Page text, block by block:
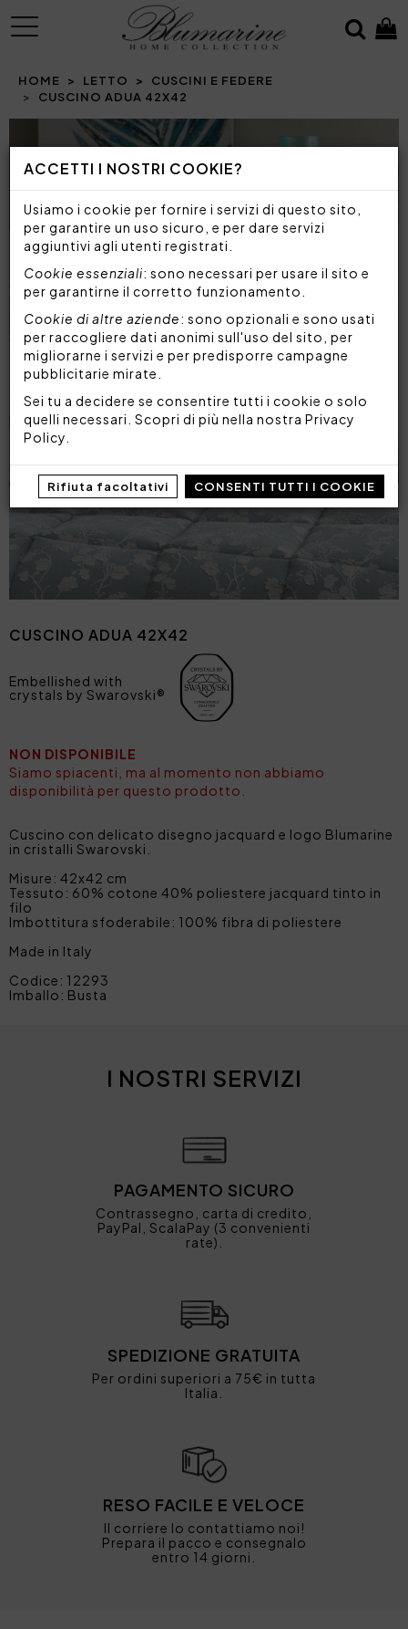
ACCETTI I NOSTRI COOKIE?
Usiamo i cookie per fornire i servizi di questo sito,
per garantire un uso sicuro, e per dare servizi
aggiuntivi agli utenti registrati.
Cookie essenziali: sono necessari per usare il sito e
per garantirne il corretto funzionamento.
Cookie di altre aziende: sono opzionali e sono usati
per raccogliere dati anonimi sull'uso del sito, per
migliorarne i servizi e per predisporre campagne
pubblicitarie mirate.
Sei tu a decidere se consentire tutti i cookie o solo
quelli necessari. Scopri di più nella nostra Privacy
Policy
Rifiuta facoltativi CONSENTI TUTTI I COOKIE
MENU
HOME LETTO
CUSCINI E FEDERE
CUSCINO ADUA 42X42
CUSCINO ADUA 42X42
Embellished with
crystals by Swarovski®
NON DISPONIBILE
Siamo spiacenti, ma al momento non abbiamo
disponibilità per questo prodotto.
Cuscino con delicato disegno jacquard e logo Blumarine
in cristalli Swarovski.
Misure: 42x42 cm
Tessuto: 60% cotone 40% poliestere jacquard tinto in
filo
Imbottitura sfoderabile: 100% fibra di poliestere
Made in Italy
Codice: 12293
Imballo: Busta
I NOSTRI SERVIZI
PAGAMENTO SICURO
Contrassegno, carta di credito,
PayPal, ScalaPay (3 convenienti
rate).
SPEDIZIONE GRATUITA
Per ordini superiori a 75€ in tutta
Italia.
RESO FACILE E VELOCE
Il corriere lo contattiamo noi!
Prepara il pacco e consegnalo
entro 14 giorni.